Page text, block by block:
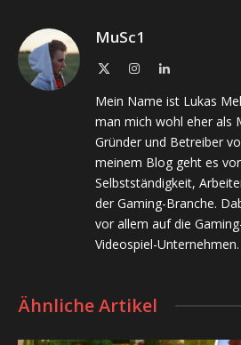
MuSc1
InstagramLinkedIn
Mein Name ist Lukas
man mich wohl eher als
Gründer und Betreiber
meinem Blog geht es
Selbstständigkeit,
der Gaming-Branche.
vor allem auf die
Videospiel-Unternehmen.
Ähnliche Artikel